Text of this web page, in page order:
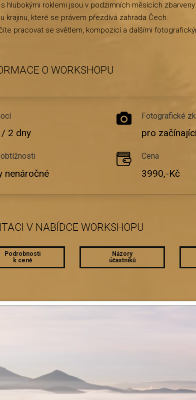
roklemi jsou v podzimních měsících
které se právem přezdívá zahrada Čech.
pracovat se světlem, kompozicí a dalšími
O WORKSHOPU
2 dny
nenáročné
Fotografické
pro
Cena
3990,-Kč
V NABÍDCE WORKSHOPU
Podrobnosti
k ceně
Názory
účastníků